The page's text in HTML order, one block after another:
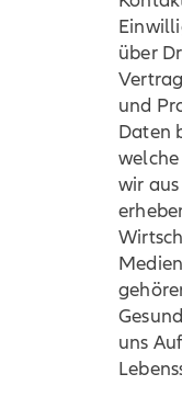
über
und
Daten
wir
uns